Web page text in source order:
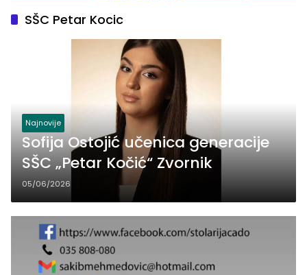
SŠC Petar Kocic
Najnovije
Sofija Ostojić učenica generacije
SŠC „Petar Kočić“ Zvornik
05/06/2026